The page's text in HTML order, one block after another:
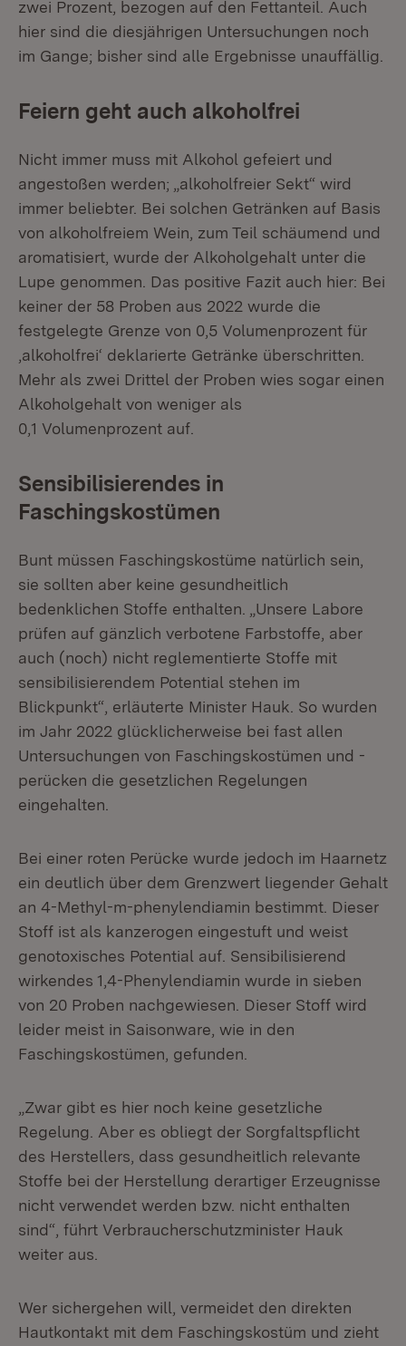
zwei Prozent, bezogen auf den Fettanteil. Auch
hier sind die diesjährigen Untersuchungen noch
im Gange; bisher sind alle Ergebnisse unauffällig.
Feiern geht auch alkoholfrei
Nicht immer muss mit Alkohol gefeiert und
angestoßen werden; „alkoholfreier Sekt“ wird
immer beliebter. Bei solchen Getränken auf Basis
von alkoholfreiem Wein, zum Teil schäumend und
aromatisiert, wurde der Alkoholgehalt unter die
Lupe genommen. Das positive Fazit auch hier: Bei
keiner der 58 Proben aus 2022 wurde die
festgelegte Grenze von 0,5 Volumenprozent für
‚alkoholfrei‘ deklarierte Getränke überschritten.
Mehr als zwei Drittel der Proben wies sogar einen
Alkoholgehalt von weniger als
0,1 Volumenprozent auf.
Sensibilisierendes in
Faschingskostümen
Bunt müssen Faschingskostüme natürlich sein,
sie sollten aber keine gesundheitlich
bedenklichen Stoffe enthalten. „Unsere Labore
prüfen auf gänzlich verbotene Farbstoffe, aber
auch (noch) nicht reglementierte Stoffe mit
sensibilisierendem Potential stehen im
Blickpunkt“, erläuterte Minister Hauk. So wurden
im Jahr 2022 glücklicherweise bei fast allen
Untersuchungen von Faschingskostümen und -
perücken die gesetzlichen Regelungen
eingehalten.
Bei einer roten Perücke wurde jedoch im Haarnetz
ein deutlich über dem Grenzwert liegender Gehalt
an 4-Methyl-m-phenylendiamin bestimmt. Dieser
Stoff ist als kanzerogen eingestuft und weist
genotoxisches Potential auf. Sensibilisierend
wirkendes 1,4-Phenylendiamin wurde in sieben
von 20 Proben nachgewiesen. Dieser Stoff wird
leider meist in Saisonware, wie in den
Faschingskostümen, gefunden.
„Zwar gibt es hier noch keine gesetzliche
Regelung. Aber es obliegt der Sorgfaltspflicht
des Herstellers, dass gesundheitlich relevante
Stoffe bei der Herstellung derartiger Erzeugnisse
nicht verwendet werden bzw. nicht enthalten
sind“, führt Verbraucherschutzminister Hauk
weiter aus.
Wer sichergehen will, vermeidet den direkten
Hautkontakt mit dem Faschingskostüm und zieht